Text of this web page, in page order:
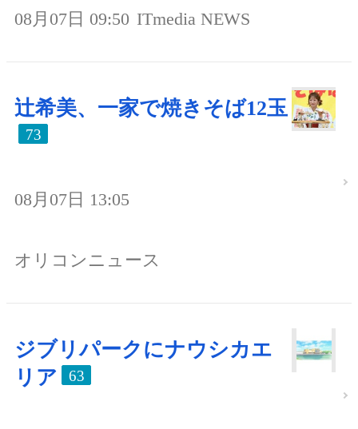
08月07日 09:50 ITmedia NEWS
辻希美、一家で焼きそば12玉
73
08月07日 13:05
オリコンニュース
ジブリパークにナウシカエ
リア
63